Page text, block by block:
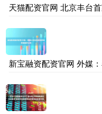
天猫配资官网 北京丰台
新宝融资配资官网 外媒